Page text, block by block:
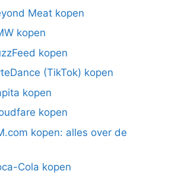
Meat kopen
kopen
kopen
(TikTok) kopen
kopen
kopen
kopen: alles over de
Cola kopen